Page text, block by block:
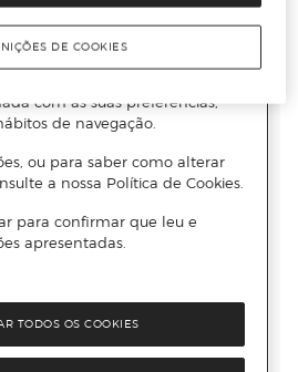
DE COOKIES